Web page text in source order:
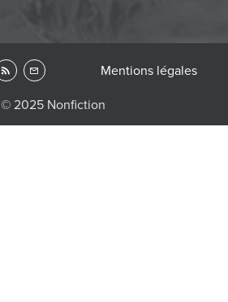
© 2025 Nonfiction
Mentions légales